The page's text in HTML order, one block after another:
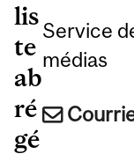
lis
te
ab
ré
gé
Service
médias